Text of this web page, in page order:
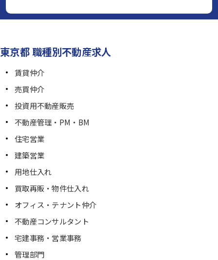
東京都 職種別不動産求人
賃貸仲介
売買仲介
投資用不動産販売
不動産管理・PM・BM
住宅営業
建築営業
用地仕入れ
買取再販・物件仕入れ
オフィス・テナント仲介
不動産コンサルタント
宅建事務・営業事務
管理部門